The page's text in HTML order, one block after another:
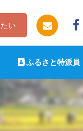
い
ふるさと特派員